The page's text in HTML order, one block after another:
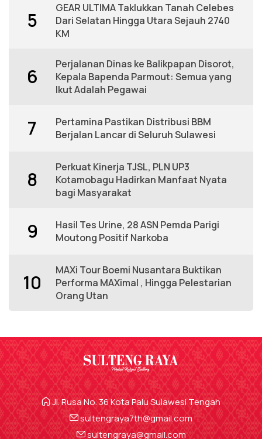
5
GEAR ULTIMA Taklukkan Tanah Celebes
Dari Selatan Hingga Utara Sejauh 2740
KM
6
Perjalanan Dinas ke Balikpapan Disorot,
Kepala Bapenda Parmout: Semua yang
Ikut Adalah Pegawai
7
Pertamina Pastikan Distribusi BBM
Berjalan Lancar di Seluruh Sulawesi
8
Perkuat Kinerja TJSL, PLN UP3
Kotamobagu Hadirkan Manfaat Nyata
bagi Masyarakat
9
Hasil Tes Urine, 28 ASN Pemda Parigi
Moutong Positif Narkoba
10
MAXi Tour Boemi Nusantara Buktikan
Performa MAXimal , Hingga Pelestarian
Orang Utan
Jl. Rusa No. 36 Kota Palu Sulawesi Tengah
sultengraya7th@gmail.com
sultengraya@gmail.com